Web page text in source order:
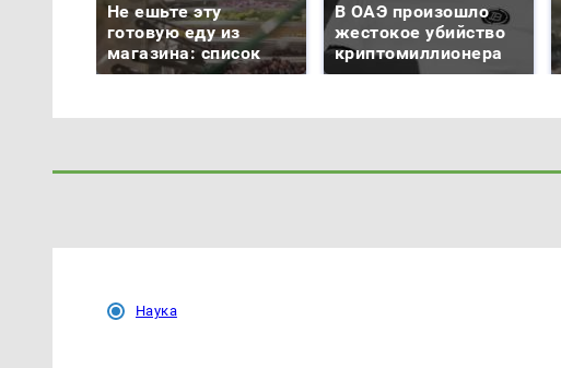
Не ешьте эту
готовую еду из
магазина: список
В ОАЭ произошло
жестокое убийство
криптомиллионера
Наука